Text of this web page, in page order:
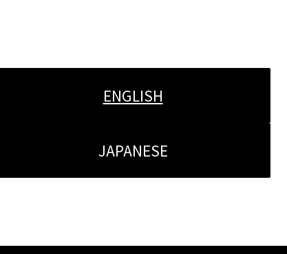
ENGLISH
JAPANESE
よびお問い合わせにもとづく商品などの目的以外には利用いたしません。
の住所・氏名・電話番号などの個人情報を預託いたします。